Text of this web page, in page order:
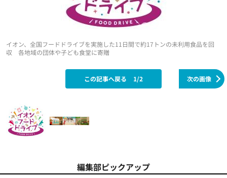
イオン、全国フードドライブを実施した11日間で約17トンの未利用食品を回
収 各地域の団体や子ども食堂に寄贈
次の画像
この記事へ戻る 1/2
編集部ピックアップ